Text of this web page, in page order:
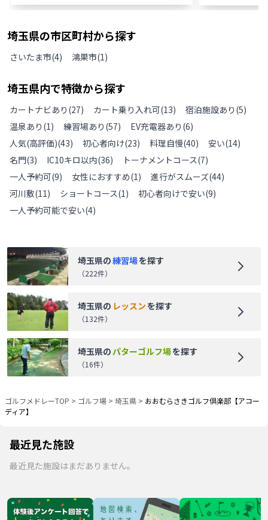
埼玉県の市区町村から探す
さいたま市(4) 鴻巣市(1)
埼玉県内で特徴から探す
カートナビあり (27) カート乗り入れ可(13) 宿泊施設あり (5)
温泉あり (1) 練習場あり (57) EV充電器あり (6)
人気(高評価)(43) 初心者向け(23) 料理自慢(40) 安い(14)
名門(3) IC10キロ以内(36) トーナメントコース(7)
一人予約可(9) 女性におすすめ(1) 進行がスムーズ(44)
河川敷(11) ショートコース(1) 初心者向けで安い(9)
一人予約可能で安い(4)
埼玉県の練習場を探す
（222件）
埼玉県の レッスンを探す
（132件）
埼玉県の パターゴルフ場を探す
（16件）
ゴルフメドレーTOP > ゴルフ場 > 埼玉県 > おおむらさきゴルフ倶楽部【アコー
ディア】
最近見た施設
最近見た施設はまだありません。